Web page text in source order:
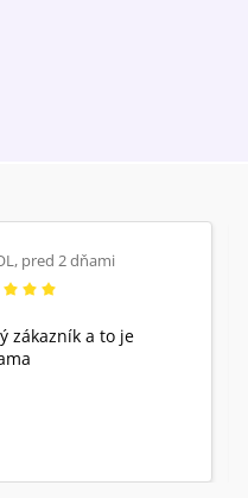
, pred 2 dňami
zákazník a to je